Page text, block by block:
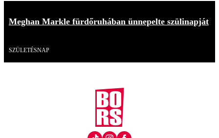
Meghan Markle fürdőruhában ünnepelte szülinapját
SZÜLETÉSNAP